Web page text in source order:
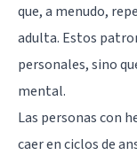
que, a menudo,
adulta. Estos
personales, sino
mental.
Las personas con
caer en ciclos de